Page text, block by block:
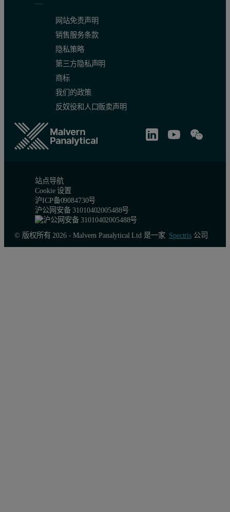
网站免责声明
销售服务条款
隐私策略
第三方隐私声明
商标
我们的政策
反奴役和人口贩卖声明
站点导航
Cookie 设置
沪ICP备09084730号
沪公网安备 31010402005488号
© 版权所有 2026 - Malvern Panalytical Ltd 是一家 Spectris公司